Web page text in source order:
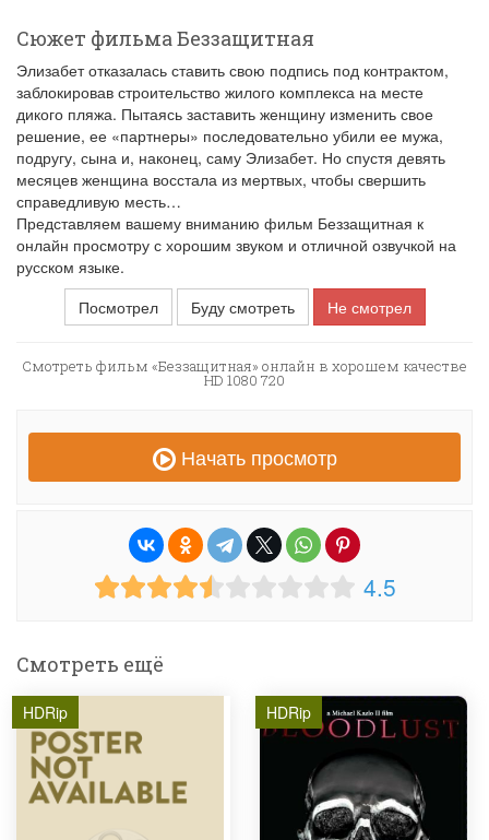
Сюжет фильма Беззащитная
Элизабет отказалась ставить свою подпись под контрактом,
заблокировав строительство жилого комплекса на месте
дикого пляжа. Пытаясь заставить женщину изменить свое
решение, ее «партнеры» последовательно убили ее мужа,
подругу, сына и, наконец, саму Элизабет. Но спустя девять
месяцев женщина восстала из мертвых, чтобы свершить
справедливую месть…
Представляем вашему вниманию фильм Беззащитная к
онлайн просмотру с хорошим звуком и отличной озвучкой на
русском языке.
Посмотрел
Буду смотреть Не смотрел
Смотреть фильм «Беззащитная» онлайн в хорошем качестве
HD 1080 720
Начать просмотр
4.5
Смотреть ещё
HDRip HDRip